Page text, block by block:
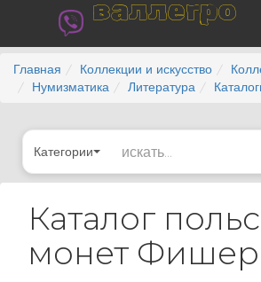
валлегро
Главная Коллекции и искусство
Нумизматика
Литература
Категории
Каталог
монет Фишер